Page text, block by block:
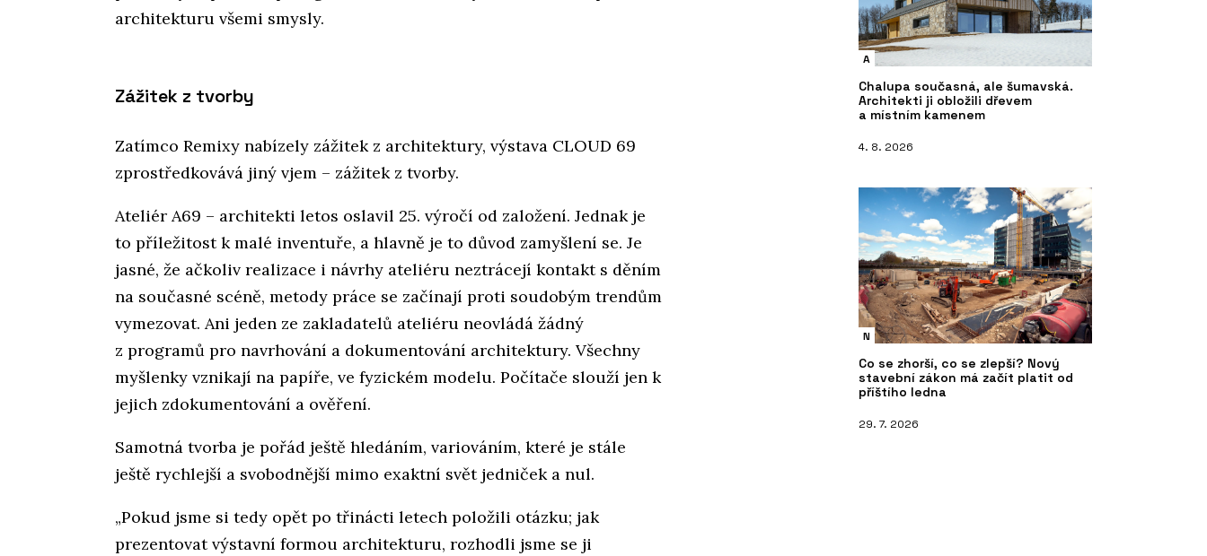
architekturu všemi smysly.
Zážitek z tvorby
Zatímco Remixy nabízely zážitek z architektury, výstava CLOUD 69
zprostředkovává jiný vjem – zážitek z tvorby.
Ateliér A69 – architekti letos oslavil 25. výročí od založení. Jednak je
to příležitost k malé inventuře, a hlavně je to důvod zamyšlení se. Je
jasné, že ačkoliv realizace i návrhy ateliéru neztrácejí kontakt s děním
na současné scéně, metody práce se začínají proti soudobým trendům
vymezovat. Ani jeden ze zakladatelů ateliéru neovládá žádný
z programů pro navrhování a dokumentování architektury. Všechny
myšlenky vznikají na papíře, ve fyzickém modelu. Počítače slouží jen k
jejich zdokumentování a ověření.
Samotná tvorba je pořád ještě hledáním, variováním, které je stále
ještě rychlejší a svobodnější mimo exaktní svět jedniček a nul.
„Pokud jsme si tedy opět po třinácti letech položili otázku; jak
prezentovat výstavní formou architekturu, rozhodli jsme se ji
A
Chalupa současná, ale šumavská.
Architekti ji obložili dřevem
a místním kamenem
4. 8. 2026
N
Co se zhorší, co se zlepší? Nový
stavební zákon má začít platit od
příštího ledna
29. 7. 2026